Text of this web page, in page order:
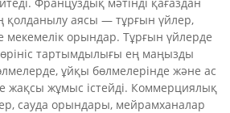
қолданылу аясы — тұрғын үйлер,
орындар. Тұрғын үйлерде
тартымдылығы ең маңызды
ұйқы бөлмелерінде және ас
жақсы жұмыс істейді. Коммерциялық
сауда орындары, мейрамханалар